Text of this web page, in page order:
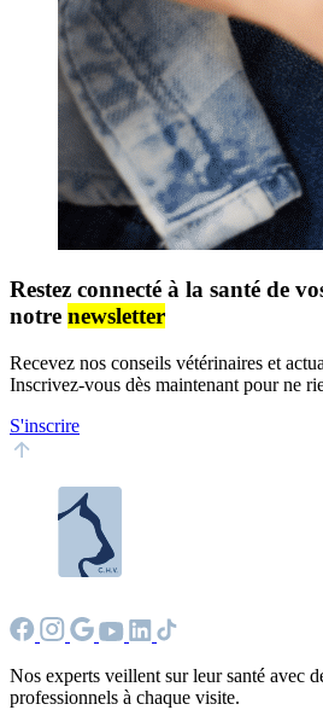
Restez connecté à la santé de
notre newsletter
Recevez nos conseils vétérinaires et
Inscrivez-vous dès maintenant pour ne
S'inscrire
Nos experts veillent sur leur santé avec
professionnels à chaque visite.